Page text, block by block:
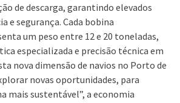
de descarga, garantindo elevados
e segurança. Cada bobina
um peso entre 12 e 20 toneladas,
especializada e precisão técnica em
nova dimensão de navios no Porto de
novas oportunidades, para
mais sustentável”, a economia